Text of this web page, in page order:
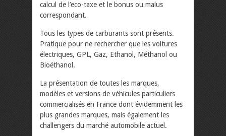
calcul de l’eco-taxe et le bonus ou malus
correspondant.
Tous les types de carburants sont présents.
Pratique pour ne rechercher que les voitures
électriques, GPL, Gaz, Ethanol, Méthanol ou
Bioéthanol.
La présentation de toutes les marques,
modèles et versions de véhicules particuliers
commercialisés en France dont évidemment les
plus grandes marques, mais également les
challengers du marché automobile actuel.